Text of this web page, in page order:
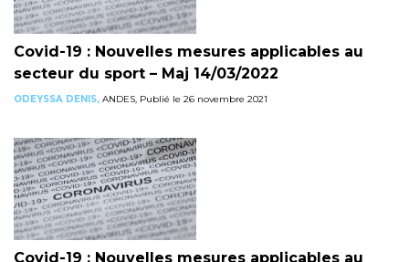
Covid-19 : Nouvelles mesures applicables au
secteur du sport – Maj 14/03/2022
ODEYSSA DENIS, ANDES, Publié le 26 novembre 2021
Covid-19 : Nouvelles mesures applicables au